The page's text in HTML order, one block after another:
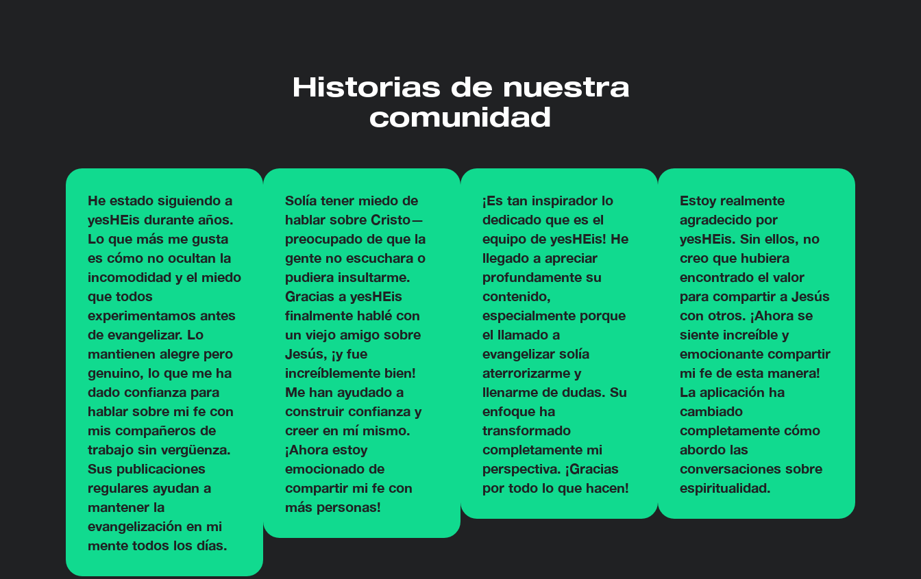
Historias de nuestra
comunidad
He estado siguiendo a
yesHEis durante años.
Lo que más me gusta
es cómo no ocultan la
incomodidad y el miedo
que todos
experimentamos antes
de evangelizar. Lo
mantienen alegre pero
genuino, lo que me ha
dado confianza para
hablar sobre mi fe con
mis compañeros de
trabajo sin vergüenza.
Sus publicaciones
regulares ayudan a
mantener la
evangelización en mi
mente todos los días.
Solía tener miedo de
hablar sobre Cristo—
preocupado de que la
gente no escuchara o
pudiera insultarme.
Gracias a yesHEis
finalmente hablé con
un viejo amigo sobre
Jesús, ¡y fue
increíblemente bien!
Me han ayudado a
construir confianza y
creer en mí mismo.
¡Ahora estoy
emocionado de
compartir mi fe con
más personas!
¡Es tan inspirador lo
dedicado que es el
equipo de yesHEis! He
llegado a apreciar
profundamente su
contenido,
especialmente porque
el llamado a
evangelizar solía
aterrorizarme y
llenarme de dudas. Su
enfoque ha
transformado
completamente mi
perspectiva. ¡Gracias
por todo lo que hacen!
Estoy realmente
agradecido por
yesHEis. Sin ellos, no
creo que hubiera
encontrado el valor
para compartir a Jesús
con otros. ¡Ahora se
siente increíble y
emocionante compartir
mi fe de esta manera!
La aplicación ha
cambiado
completamente cómo
abordo las
conversaciones sobre
espiritualidad.